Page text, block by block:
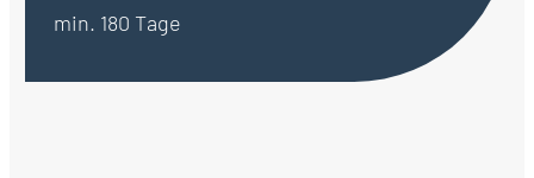
min. 180 Tage